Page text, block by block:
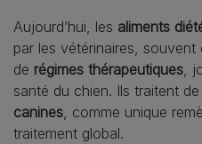
Aujourd’hui, les aliments
par les vétérinaires,
de régimes thérapeutiques,
santé du chien. Ils traitent
canines, comme unique
traitement global.